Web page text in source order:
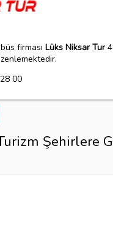
firması Lüks Niksar Tur4
00
Şehirlere